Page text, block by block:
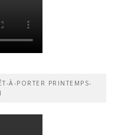
À-PORTER PRINTEMPS-